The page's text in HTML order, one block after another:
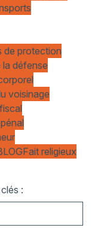
de protection
défense
voisinage
Fait religieux
: